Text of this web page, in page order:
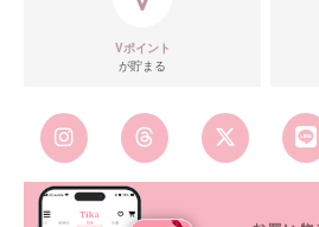
Vポイント
が貯まる